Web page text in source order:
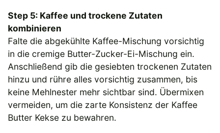
Step 5: Kaffee und trockene Zutaten
kombinieren
Falte die abgekühlte Kaffee-Mischung vorsichtig
in die cremige Butter-Zucker-Ei-Mischung ein.
Anschließend gib die gesiebten trockenen Zutaten
hinzu und rühre alles vorsichtig zusammen, bis
keine Mehlnester mehr sichtbar sind. Übermixen
vermeiden, um die zarte Konsistenz der Kaffee
Butter Kekse zu bewahren.